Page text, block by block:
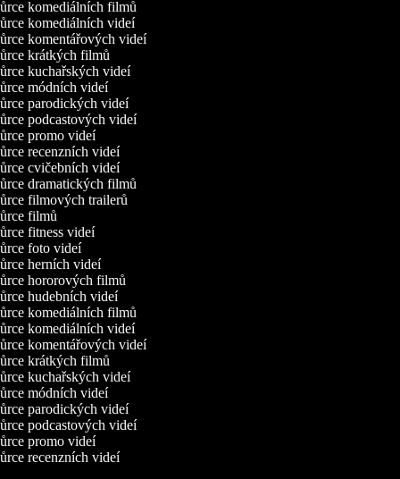
komediálních filmů
komediálních videí
komentářových videí
krátkých filmů
kuchařských videí
módních videí
parodických videí
podcastových videí
promo videí
recenzních videí
cvičebních videí
dramatických filmů
filmových trailerů
filmů
fitness videí
foto videí
herních videí
hororových filmů
hudebních videí
komediálních filmů
komediálních videí
komentářových videí
krátkých filmů
kuchařských videí
módních videí
parodických videí
podcastových videí
promo videí
recenzních videí